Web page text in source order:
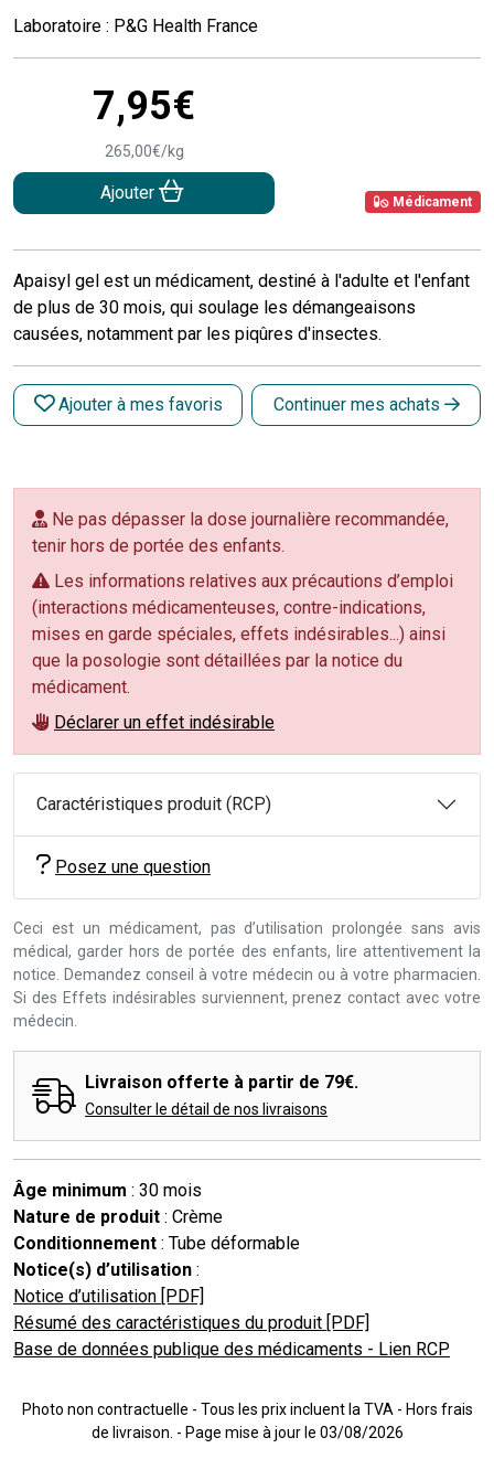
Laboratoire : P&G Health France
7,95€
265,00€/kg
Ajouter Médicament
Apaisyl gel est un médicament, destiné à l'adulte et l'enfant
de plus de 30 mois, qui soulage les démangeaisons
causées, notamment par les piqûres d'insectes.
Ajouter à mes favoris Continuer mes achats
Ne pas dépasser la dose journalière recommandée,
tenir hors de portée des enfants.
Les informations relatives aux précautions d’emploi
(interactions médicamenteuses, contre-indications,
mises en garde spéciales, effets indésirables...) ainsi
que la posologie sont détaillées par la notice du
médicament.
Déclarer un effet indésirable
Caractéristiques produit (RCP)
Posez une question
Ceci est un médicament, pas d’utilisation prolongée sans avis
médical, garder hors de portée des enfants, lire attentivement la
notice. Demandez conseil à votre médecin ou à votre pharmacien.
Si des Effets indésirables surviennent, prenez contact avec votre
médecin.
Livraison offerte à partir de 79€.
Consulter le détail de nos livraisons
Âge minimum : 30 mois
Nature de produit : Crème
Conditionnement : Tube déformable
Notice(s) d’utilisation :
Notice d’utilisation [PDF]
Résumé des caractéristiques du produit [PDF]
Base de données publique des médicaments - Lien RCP
Photo non contractuelle - Tous les prix incluent la TVA - Hors frais
de livraison. - Page mise à jour le 03/08/2026